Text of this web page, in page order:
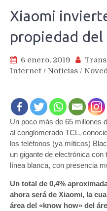
Xiaomi
propiedad del
6 enero, 2019
Internet / Noticias /
Un poco más de 65 millones
al conglomerado TCL,
los teléfonos (ya míticos)
un gigante de electrónica
línea blanca, con presencia
Un total de 0,4%
ahora será de Xiaomi, la
área del «know how» del